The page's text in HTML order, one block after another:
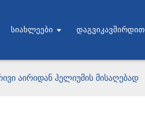
Სიახლეები Დაგვიკავშირდით
აირიდან ჰელიუმის მისაღებად